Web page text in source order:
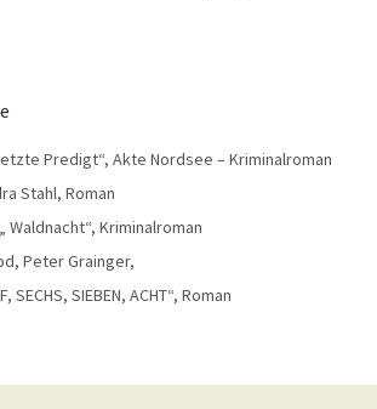
Predigt“, Akte Nordsee – Kriminalroman
Stahl, Roman
Kriminalroman
Peter Grainger,
SECHS, SIEBEN, ACHT“, Roman